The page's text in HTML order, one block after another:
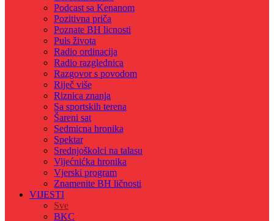
Podcast sa Kenanom
Pozitivna priča
Poznate BH licnosti
Puls života
Radio ordinacija
Radio razglednica
Razgovor s povodom
Riječ više
Riznica znanja
Sa sportskih terena
Šareni sat
Sedmicna hronika
Spektar
Srednjoškolci na talasu
Vijećnićka hronika
Vjerski program
Znamenite BH ličnosti
VIJESTI
Sve
BKC